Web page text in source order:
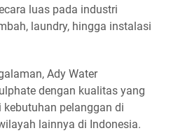
luas pada industri
laundry, hingga instalasi
Ady Water
dengan kualitas yang
pelanggan di
lainnya di Indonesia.